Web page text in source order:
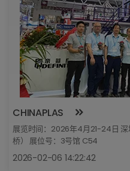
CHINAPLAS
展览时间：2026年4月21-24日
桥） 展位号：3号馆 C54
2026-02-06 14:22:42